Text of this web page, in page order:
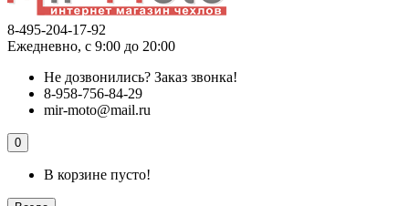
8-495-204-17-92
Ежедневно, с 9:00 до 20:00
Не дозвонились? Заказ звонка!
8-958-756-84-29
mir-moto@mail.ru
0
В корзине пусто!